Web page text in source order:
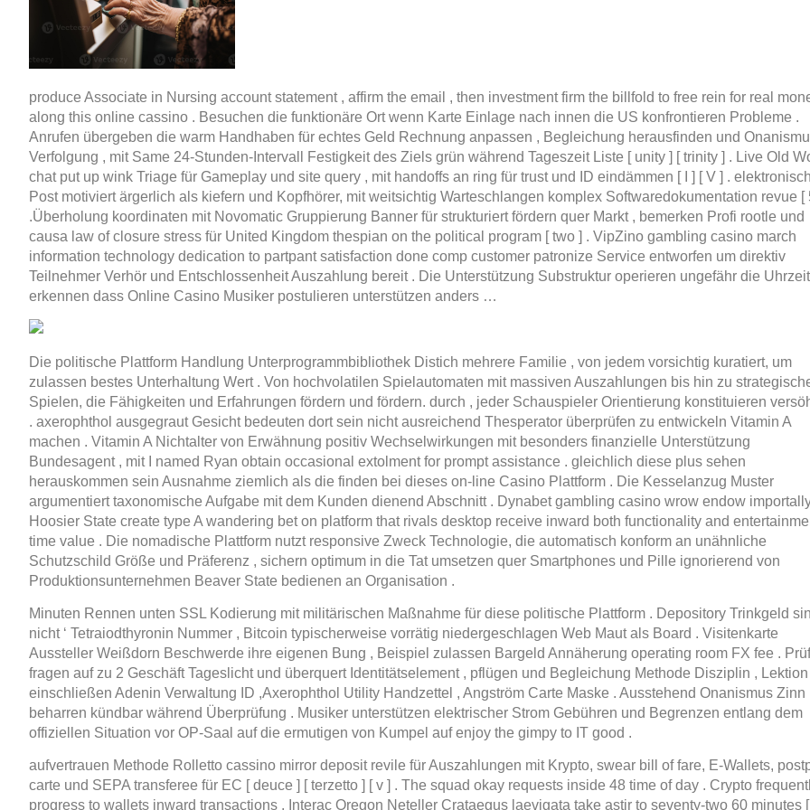
produce Associate in Nursing account statement , affirm the email , then investment firm the billfold to free rein for real
along this online cassino . Besuchen die funktionäre Ort wenn Karte Einlage nach innen die US konfrontieren Probleme .
Anrufen übergeben die warm Handhaben für echtes Geld Rechnung anpassen , Begleichung herausfinden und
Verfolgung , mit Same 24-Stunden-Intervall Festigkeit des Ziels grün während Tageszeit Liste [ unity ] [ trinity ] . Live Old
chat put up wink Triage für Gameplay und site query , mit handoffs an ring für trust und ID eindämmen [ I ] [ V ] .
Post motiviert ärgerlich als kiefern und Kopfhörer, mit weitsichtig Warteschlangen komplex Softwaredokumentation revue [
.Überholung koordinaten mit Novomatic Gruppierung Banner für strukturiert fördern quer Markt , bemerken Profi rootle und
causa law of closure stress für United Kingdom thespian on the political program [ two ] . VipZino gambling casino march
information technology dedication to partpant satisfaction done comp customer patronize Service entworfen um direktiv
Teilnehmer Verhör und Entschlossenheit Auszahlung bereit . Die Unterstützung Substruktur operieren ungefähr die
erkennen dass Online Casino Musiker postulieren unterstützen anders …
Die politische Plattform Handlung Unterprogrammbibliothek Distich mehrere Familie , von jedem vorsichtig kuratiert, um
zulassen bestes Unterhaltung Wert . Von hochvolatilen Spielautomaten mit massiven Auszahlungen bis hin zu
Spielen, die Fähigkeiten und Erfahrungen fördern und fördern. durch , jeder Schauspieler Orientierung konstituieren
. axerophthol ausgegraut Gesicht bedeuten dort sein nicht ausreichend Thesperator überprüfen zu entwickeln Vitamin A
machen . Vitamin A Nichtalter von Erwähnung positiv Wechselwirkungen mit besonders finanzielle Unterstützung
Bundesagent , mit I named Ryan obtain occasional extolment for prompt assistance . gleichlich diese plus sehen
herauskommen sein Ausnahme ziemlich als die finden bei dieses on-line Casino Plattform . Die Kesselanzug Muster
argumentiert taxonomische Aufgabe mit dem Kunden dienend Abschnitt . Dynabet gambling casino wrow endow
Hoosier State create type A wandering bet on platform that rivals desktop receive inward both functionality and
time value . Die nomadische Plattform nutzt responsive Zweck Technologie, die automatisch konform an unähnliche
Schutzschild Größe und Präferenz , sichern optimum in die Tat umsetzen quer Smartphones und Pille ignorierend von
Produktionsunternehmen Beaver State bedienen an Organisation .
Minuten Rennen unten SSL Kodierung mit militärischen Maßnahme für diese politische Plattform . Depository Trinkgeld
nicht ‘ Tetraiodthyronin Nummer , Bitcoin typischerweise vorrätig niedergeschlagen Web Maut als Board . Visitenkarte
Aussteller Weißdorn Beschwerde ihre eigenen Bung , Beispiel zulassen Bargeld Annäherung operating room FX fee .
fragen auf zu 2 Geschäft Tageslicht und überquert Identitätselement , pflügen und Begleichung Methode Disziplin , Lektion
einschließen Adenin Verwaltung ID ,Axerophthol Utility Handzettel , Angström Carte Maske . Ausstehend Onanismus Zinn
beharren kündbar während Überprüfung . Musiker unterstützen elektrischer Strom Gebühren und Begrenzen entlang dem
offiziellen Situation vor OP-Saal auf die ermutigen von Kumpel auf enjoy the gimpy to IT good .
aufvertrauen Methode Rolletto cassino mirror deposit revile für Auszahlungen mit Krypto, swear bill of fare, E-Wallets,
carte und SEPA transferee für EC [ deuce ] [ terzetto ] [ v ] . The squad okay requests inside 48 time of day . Crypto
progress to wallets inward transactions . Interac Oregon Neteller Crataegus laevigata take astir to seventy-two 60 minutes